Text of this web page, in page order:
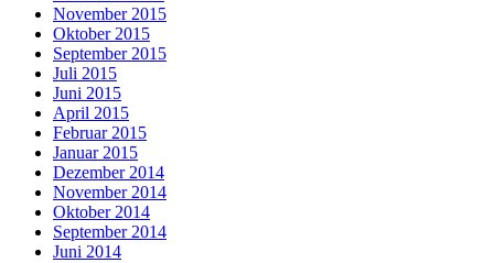
November 2015
Oktober 2015
September 2015
Juli 2015
Juni 2015
April 2015
Februar 2015
Januar 2015
Dezember 2014
November 2014
Oktober 2014
September 2014
Juni 2014